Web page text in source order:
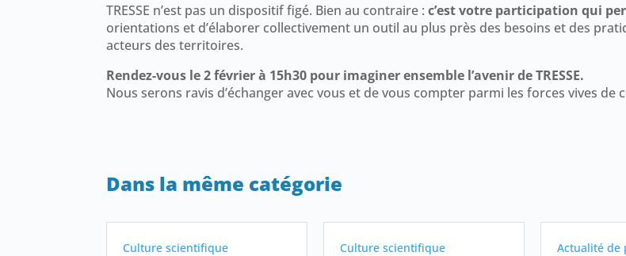
TRESSE n’est pas un dispositif figé. Bien au contraire :c’est votre participation qui
orientations et d’élaborer collectivement un outil au plus près des besoins et des
acteurs des territoires.
Rendez-vous le 2 février à 15h30 pour imaginer ensemble l’avenir de TRESSE.
Nous serons ravis d’échanger avec vous et de vous compter parmi les forces vives
Dans la même catégorie
Culture scientifique Culture scientifique Actualité de